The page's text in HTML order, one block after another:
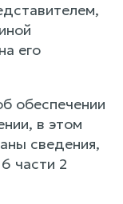
его
обеспечении
в этом
сведения,
части 2